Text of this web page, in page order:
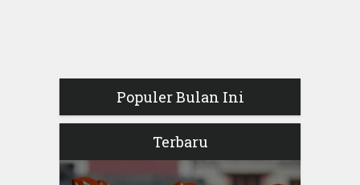
Populer Bulan Ini
Terbaru